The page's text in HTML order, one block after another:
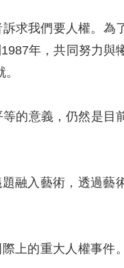
求我們要人權。為
年，共同努力與
的意義，仍然是目
融入藝術，透過藝
上的重大人權事件